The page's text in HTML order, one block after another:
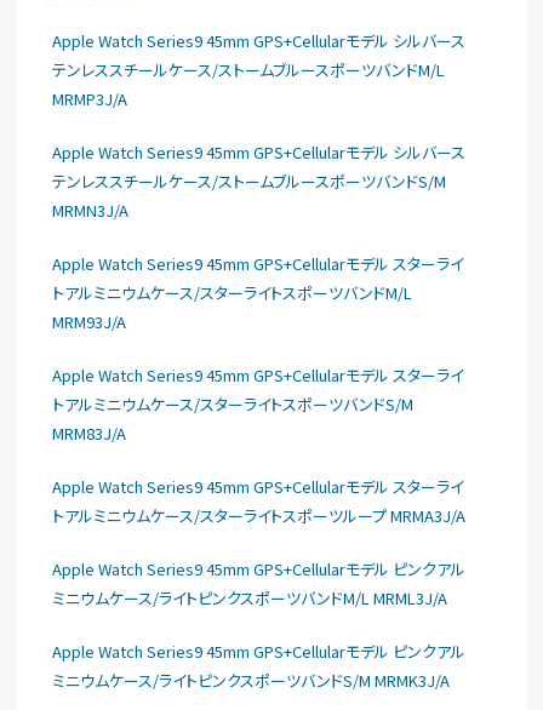
Apple Watch Series9 45mm GPS+Cellularモデル シルバース
テンレススチールケース/ストームブルースポーツバンドM/L
MRMP3J/A
Apple Watch Series9 45mm GPS+Cellularモデル シルバース
テンレススチールケース/ストームブルースポーツバンドS/M
MRMN3J/A
Apple Watch Series9 45mm GPS+Cellularモデル スターライ
トアルミニウムケース/スターライトスポーツバンドM/L
MRM93J/A
Apple Watch Series9 45mm GPS+Cellularモデル スターライ
トアルミニウムケース/スターライトスポーツバンドS/M
MRM83J/A
Apple Watch Series9 45mm GPS+Cellularモデル スターライ
トアルミニウムケース/スターライトスポーツループ MRMA3J/A
Apple Watch Series9 45mm GPS+Cellularモデル ピンクアル
ミニウムケース/ライトピンクスポーツバンドM/L MRML3J/A
Apple Watch Series9 45mm GPS+Cellularモデル ピンクアル
ミニウムケース/ライトピンクスポーツバンドS/M MRMK3J/A